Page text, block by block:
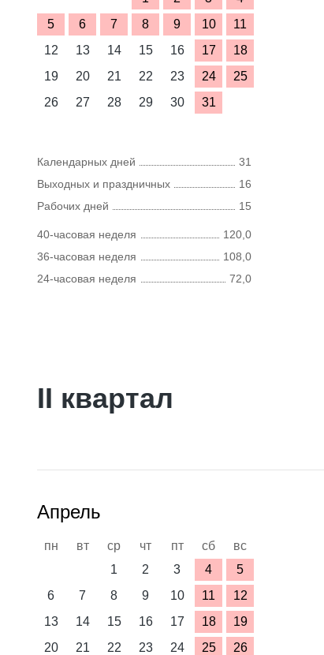
5
6 7 8 9 10
11
12
13 14 15 16 17
18
19
20 21 22 23 24
25
26
27 28 29 30 31
Календарных дней
31
Выходных и праздничных
16
Рабочих дней
15
40-часовая неделя
120,0
36-часовая неделя
108,0
24-часовая неделя
72,0
II квартал
Апрель
пн вт ср чт пт сб
вс
1
2 3 4
5
6
7 8 9 10 11
12
13
14 15 16 17 18
19
20
21 22 23 24 25
26